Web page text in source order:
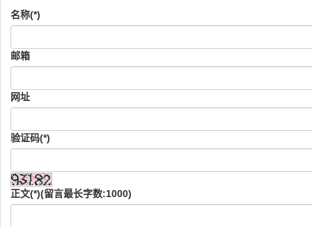
名称(*)
邮箱
网址
验证码(*)
正文(*)(留言最长字数:1000)